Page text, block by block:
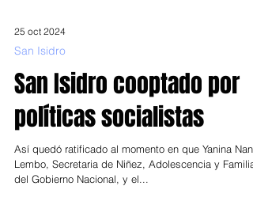
San Isidro
San Isidro cooptado por
políticas socialistas